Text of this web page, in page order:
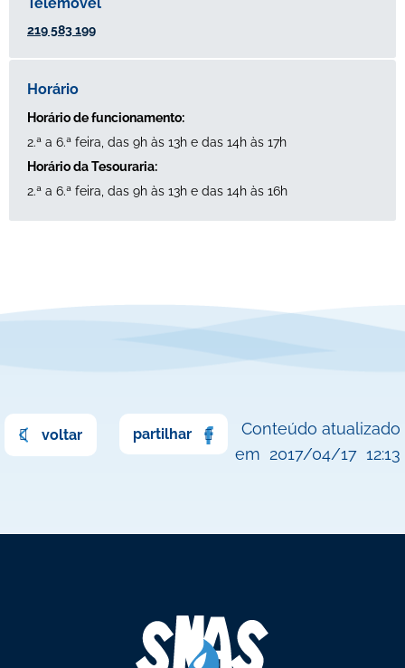
219 583 199
Horário de funcionamento:
2.ª a 6.ª feira, das 9h às 13h e das 14h às 17h
Horário da Tesouraria:
2.ª a 6.ª feira, das 9h às 13h e das 14h às 16h
voltar partilhar
Conteúdo atualizado
em 2017/04/17 12:13